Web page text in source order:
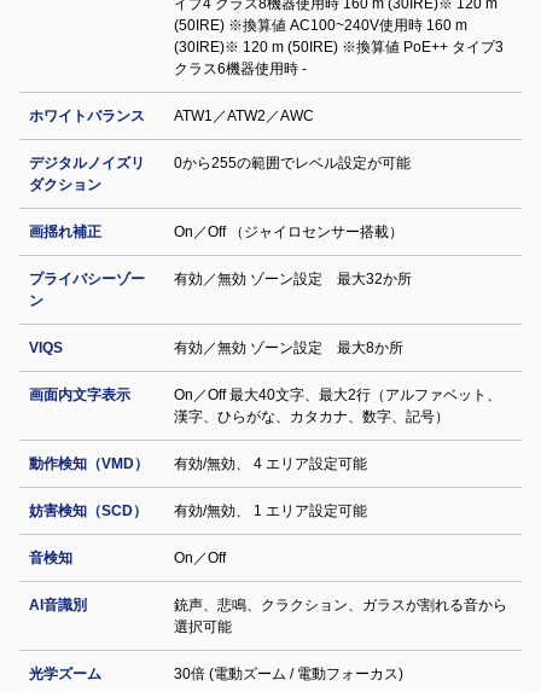
イプ4 クラス8機器使用時 160 m (30IRE)※ 120 m
(50IRE) ※換算値 AC100~240V使用時 160 m
(30IRE)※ 120 m (50IRE) ※換算値 PoE++ タイプ3
クラス6機器使用時 -
ホワイトバランス ATW1／ATW2／AWC
デジタルノイズリ
ダクション
0から255の範囲でレベル設定が可能
画揺れ補正 On／Off （ジャイロセンサー搭載）
プライバシーゾー
ン
有効／無効 ゾーン設定 最大32か所
VIQS 有効／無効 ゾーン設定 最⼤8か所
画面内文字表示
On／Off 最大40文字、最大2行（アルファベット、
漢字、ひらがな、カタカナ、数字、記号）
動作検知（VMD） 有効/無効、 4 エリア設定可能
妨害検知（SCD） 有効/無効、 1 エリア設定可能
音検知 On／Off
AI音識別
銃声、悲鳴、クラクション、ガラスが割れる音から
選択可能
光学ズーム 30倍 (電動ズーム / 電動フォーカス)